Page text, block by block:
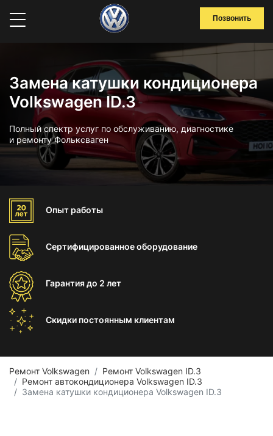
Позвонить
Замена катушки кондиционера
Volkswagen ID.3
Полный спектр услуг по обслуживанию, диагностике
и ремонту Фольксваген
Опыт работы
Сертифицированноеоборудование
Гарантиядо 2 лет
Скидки постоянным клиентам
Ремонт Volkswagen
Ремонт Volkswagen ID.3
Ремонт автокондиционера Volkswagen ID.3
Замена катушки кондиционера Volkswagen ID.3